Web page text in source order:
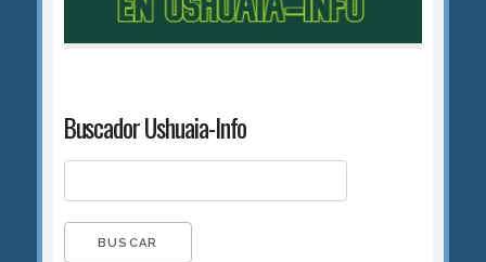
Buscador Ushuaia-Info